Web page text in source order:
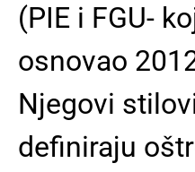
(PIE i FGU-
osnovao
Njegovi
definiraju